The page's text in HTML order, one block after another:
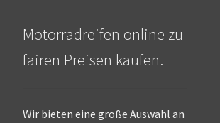
Motorradreifen online zu
fairen Preisen kaufen.
Wir bieten eine große Auswahl an